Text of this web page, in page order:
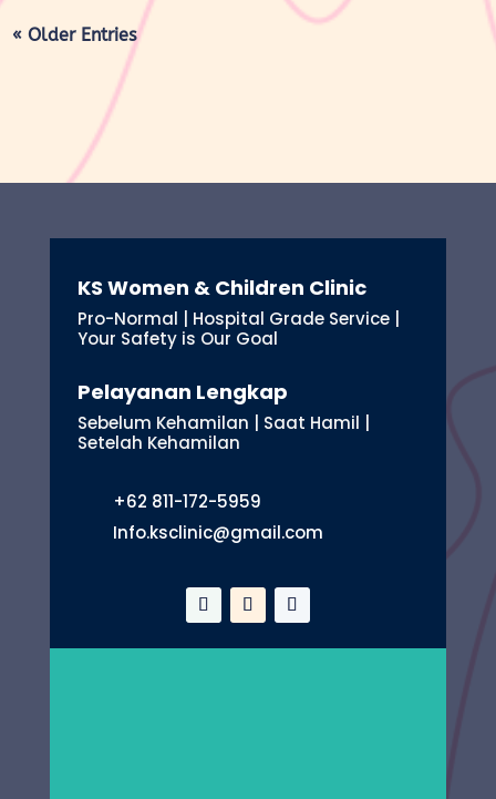
« Older Entries
KS Women & Children Clinic
Pro-Normal | Hospital Grade Service |
Your Safety is Our Goal
Pelayanan Lengkap
Sebelum Kehamilan | Saat Hamil |
Setelah Kehamilan
+62 811-172-5959
Info.ksclinic@gmail.com